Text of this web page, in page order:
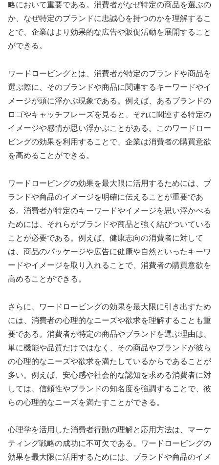
略において重要である。消費者がなぜ特定の商品を選ぶの
か、なぜ特定のブランドに忠誠心を持つのかを理解するこ
とで、企業はより効果的な広告や販促活動を展開すること
ができる。
ワードロービングとは、消費者が特定のブランドや商品を
選ぶ際に、そのブランドや商品に関連するキーワードやイ
メージが頭に浮かぶ現象である。例えば、あるブランドの
ロゴやキャッチフレーズを見ると、それに関連する特定の
イメージや感情が思い浮かぶことがある。このワードロー
ビングの効果を利用することで、企業は消費者の購買意欲
を高めることができる。
ワードロービングの効果を最大限に活用するためには、ブ
ランドや商品のイメージを明確に伝えることが重要であ
る。消費者が特定のキーワードやイメージを思い浮かべる
ためには、それらがブランドや商品と強く結びついている
ことが必要である。例えば、健康志向の消費者に対して
は、商品のパッケージや広告に健康や自然といったキーワ
ードやイメージを取り入れることで、消費者の購買意欲を
高めることができる。
さらに、ワードロービングの効果を最大限に引き出すため
には、消費者の心理的なニーズや欲求を理解することも重
要である。消費者が特定の商品やブランドを選ぶ理由は、
単に機能や品質だけではなく、その商品やブランドが彼ら
の心理的なニーズや欲求を満たしているからであることが
多い。例えば、安心感や社会的な認知を求める消費者に対
しては、信頼性やブランドの知名度を強調することで、彼
らの心理的なニーズを満たすことができる。
心理学を活用した消費者行動の理解と応用方法は、マーケ
ティング戦略の成功に不可欠である。ワードロービングの
効果を最大限に活用するためには、ブランドや商品のイメ